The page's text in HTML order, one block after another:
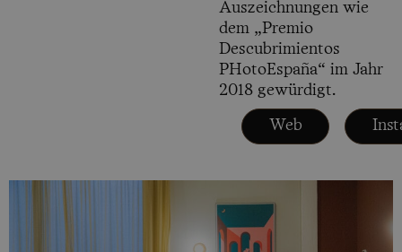
Auszeichnungen wie
dem „Premio
Descubrimientos
PHotoEspaña“ im Jahr
2018 gewürdigt.
Web